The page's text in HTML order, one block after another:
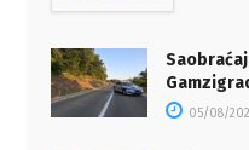
05/08/